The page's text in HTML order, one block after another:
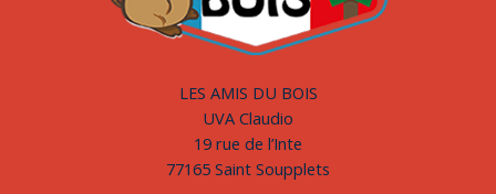
LES AMIS DU BOIS
UVA Claudio
19 rue de l’Inte
77165 Saint Soupplets